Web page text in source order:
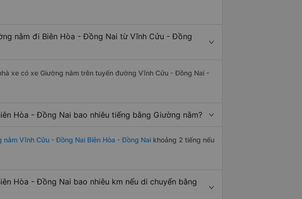
nằm đi Biên Hòa - Đồng Nai từ Vĩnh Cửu - Đồng
xe có xe Giường nằm trên tuyến đường Vĩnh Cửu - Đồng Nai -
Hòa - Đồng Nai bao nhiêu tiếng bằng Giường nằm?
nằm Vĩnh Cửu - Đồng Nai Biên Hòa - Đồng Nai khoảng 2 tiếng nếu
Hòa - Đồng Nai bao nhiêu km nếu di chuyển bằng